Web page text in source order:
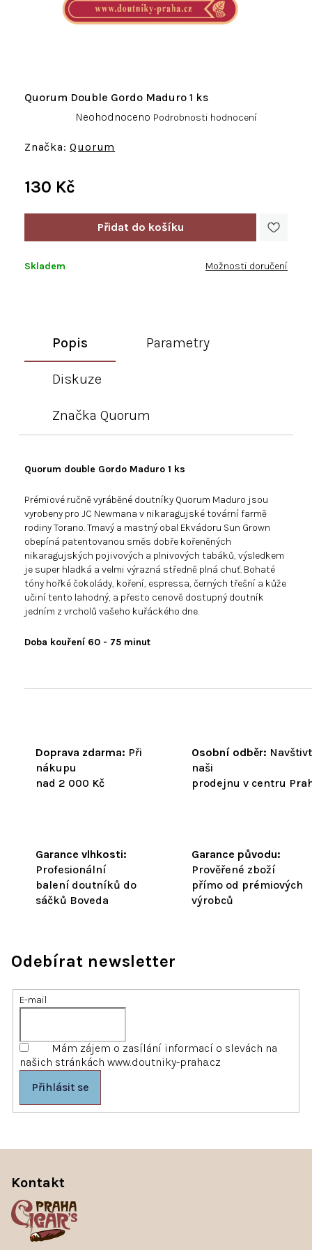
130 Kč
cena:
Skladem Možnosti doručení
Quorum Double Gordo Maduro 1 ks
Quorum
Průměrné
produktu
z
hvězdiček.
Neohodnoceno Podrobnosti hodnocení
Doprava zdarma: Při
nákupu
nad 2 000 Kč
Osobní odběr:
naši
prodejnu v centru
Garance vlhkosti:
Profesionální
balení doutníků do
sáčků Boveda
Garance původu:
Prověřené zboží
přímo od prémiových
výrobců
Popis Parametry
Diskuze
Značka Quorum
Quorum double Gordo Maduro 1 ks
Prémiové ručně vyráběné doutníky Quorum Maduro jsou
vyrobeny pro JC Newmana v nikaragujské tovární farmě
rodiny Torano. Tmavý a mastný obal Ekvádoru Sun Grown
obepíná patentovanou směs dobře kořeněných
nikaragujských pojivových a plnivových tabáků, výsledkem
je super hladká a velmi výrazná středně plná chuť. Bohaté
tóny hořké čokolády, koření, espressa, černých třešní a kůže
učiní tento lahodný, a přesto cenově dostupný doutník
jedním z vrcholů vašeho kuřáckého dne.
Doba kouření 60 - 75 minut
Odebírat newsletter
E-mail
Mám zájem o zasílání informací o slevách na
našich stránkách www.doutniky-praha.cz
Přihlásit se
Kontakt